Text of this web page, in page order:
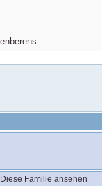
Diese Familie ansehen